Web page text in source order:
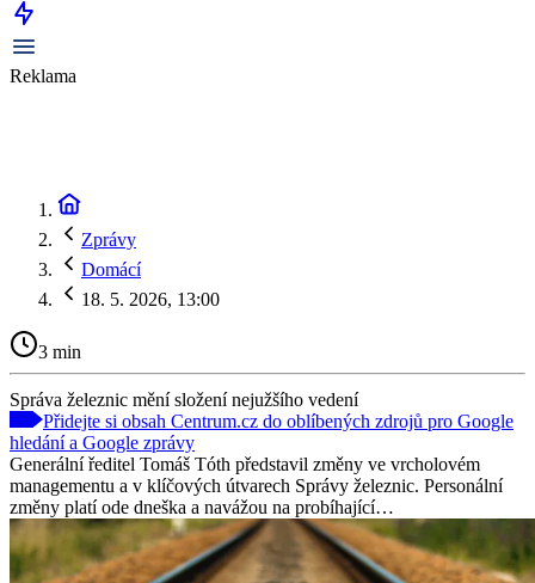
Reklama
Zprávy
Domácí
18. 5. 2026, 13:00
3 min
Správa železnic mění složení nejužšího vedení
Přidejte si obsah Centrum.cz do oblíbených zdrojů pro Google
hledání a Google zprávy
Generální ředitel Tomáš Tóth představil změny ve vrcholovém
managementu a v klíčových útvarech Správy železnic. Personální
změny platí ode dneška a navážou na probíhající…